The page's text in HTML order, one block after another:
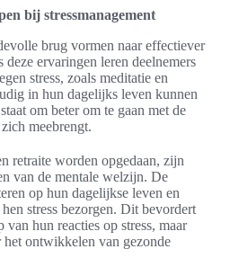
bij stressmanagement
brug vormen naar effectiever
deze ervaringen leren deelnemers
stress, zoals meditatie en
in hun dagelijks leven kunnen
om beter om te gaan met de
meebrengt.
retraite worden opgedaan, zijn
van de mentale welzijn. De
op hun dagelijkse leven en
stress bezorgen. Dit bevordert
van hun reacties op stress, maar
ontwikkelen van gezonde